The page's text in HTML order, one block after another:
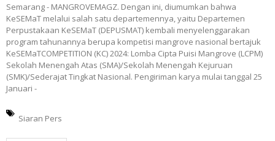
Semarang - MANGROVEMAGZ. Dengan ini, diumumkan bahwa
KeSEMaT melalui salah satu departemennya, yaitu Departemen
Perpustakaan KeSEMaT (DEPUSMAT) kembali menyelenggarakan
program tahunannya berupa kompetisi mangrove nasional bertajuk
KeSEMaTCOMPETITION (KC) 2024: Lomba Cipta Puisi Mangrove (LCPM)
Sekolah Menengah Atas (SMA)/Sekolah Menengah Kejuruan
(SMK)/Sederajat Tingkat Nasional. Pengiriman karya mulai tanggal 25
Januari -
Siaran Pers